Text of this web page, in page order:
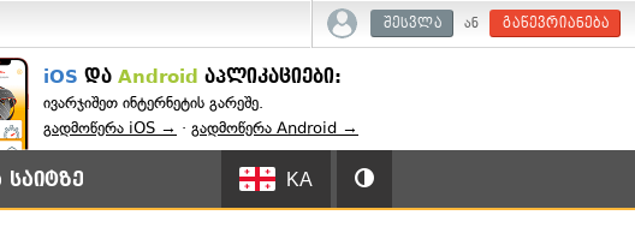
შესვლა ან გაწევრიანება
iOS და Android აპლიკაციები:
ივარჯიშეთ ინტერნეტის გარეშე.
გადმოწერა iOS → · გადმოწერა Android →
KA